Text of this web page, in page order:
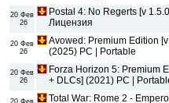
20 Фев
26
Postal 4: No Regerts [v
Лицензия
20 Фев
26
Avowed: Premium Edition
(2025) PC | Portable
20 Фев
26
Forza Horizon 5: Premium
+ DLCs] (2021) PC |
20 Фев
Total War: Rome 2 -